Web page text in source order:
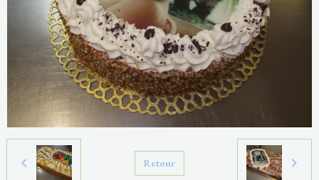
Retour